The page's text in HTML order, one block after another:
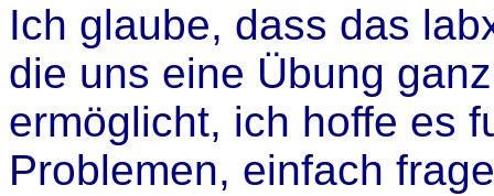
Ich glaube, dass das
die uns eine Übung
ermöglicht, ich hoffe es
Problemen, einfach